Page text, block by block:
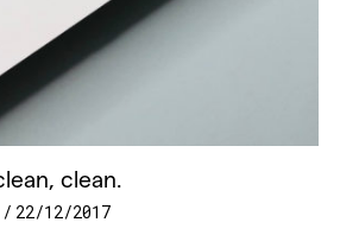
clean.
22/12/2017